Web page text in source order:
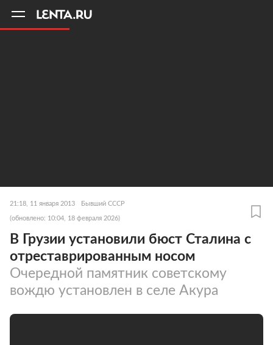
21:18, 11 января 2013 Бывший СССР
(обновлено: 10:04, 18 февраля 2026)
В Грузии установили бюст Сталина с
отреставрированным носом
Очередной памятник советскому
вождю установлен в селе Акура